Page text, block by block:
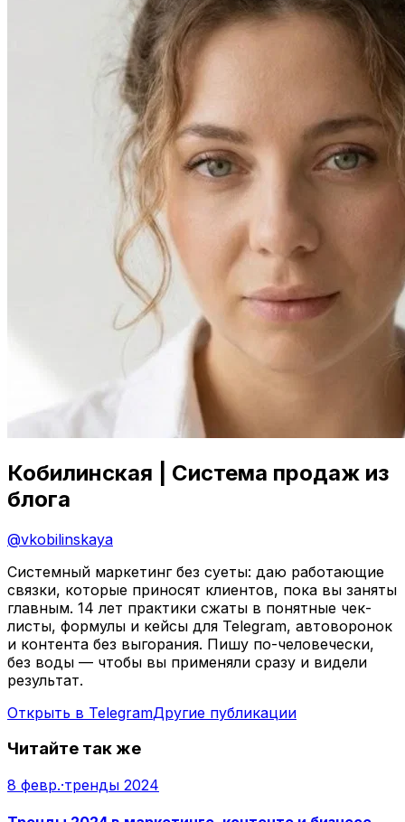
Кобилинская | Система продаж из
блога
@vkobilinskaya
Системный маркетинг без суеты: даю работающие
связки, которые приносят клиентов, пока вы заняты
главным. 14 лет практики сжаты в понятные чек-
листы, формулы и кейсы для Telegram, автоворонок
и контента без выгорания. Пишу по-человечески,
без воды — чтобы вы применяли сразу и видели
результат.
Открыть в TelegramДругие публикации
Читайте так же
8 февр.·тренды 2024